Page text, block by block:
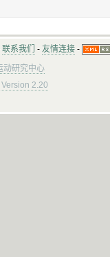
联系我们 - 友情连接 -
动研究中心
2.20